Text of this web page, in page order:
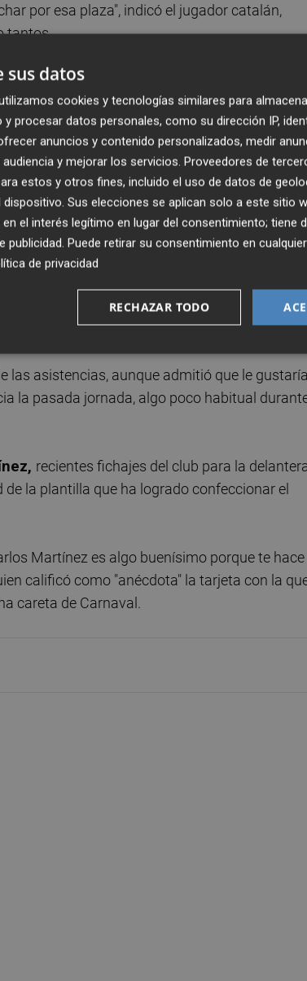
por esa plaza", indicó el jugador catalán,
tantos.
que de los diez partidos disputados esta
victoria fuera para dar un "tirón" en la
"todo cuesta más porque todos los
se haga "fuerte" en su estadio "porque
en la promoción de ascenso.
algo que achacó a los "altibajos" que
las asistencias, aunque admitió que le gustaría
la pasada jornada, algo poco habitual
recientes fichajes del club para la
la plantilla que ha logrado confeccionar el
Martínez es algo buenísimo porque te hace
calificó como "anécdota" la tarjeta con la
careta de Carnaval.
sus datos
cookies y tecnologías similares para
procesar datos personales, como su dirección IP,
anuncios y contenido personalizados, medir
y mejorar los servicios. Proveedores de
estos y otros fines, incluido el uso de datos de
Sus elecciones se aplican solo a este sitio
el interés legítimo en lugar del consentimiento; tiene
publicidad. Puede retirar su consentimiento en
de privacidad
RECHAZAR TODO